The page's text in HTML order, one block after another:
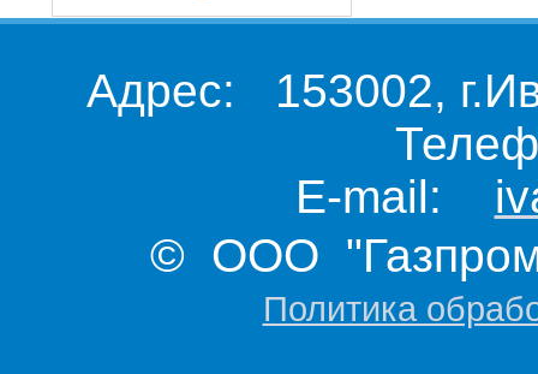
Адрес: 153002,
E-mail:
© ООО "Газпром
Политика